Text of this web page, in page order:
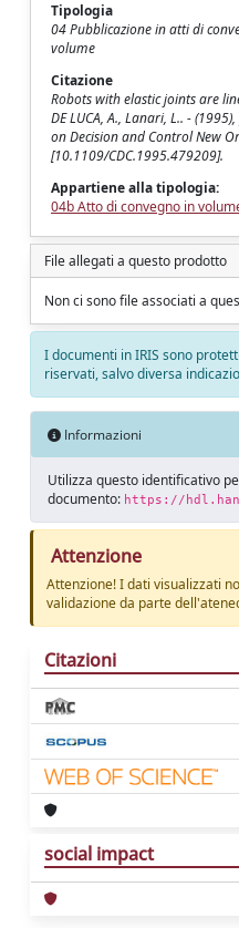
Tipologia
04 Pubblicazione in atti di
volume
Citazione
Robots with elastic joints are
DE LUCA, A., Lanari, L.. -
on Decision and Control New
[10.1109/CDC.1995.479209].
Appartiene alla tipologia:
04b Atto di convegno in
File allegati a questo prodotto
Non ci sono file associati a
I documenti in IRIS sono
riservati, salvo diversa
Informazioni
Utilizza questo identificativo
documento: https://
Attenzione
Attenzione! I dati visualizzati
validazione da parte
Citazioni
social impact